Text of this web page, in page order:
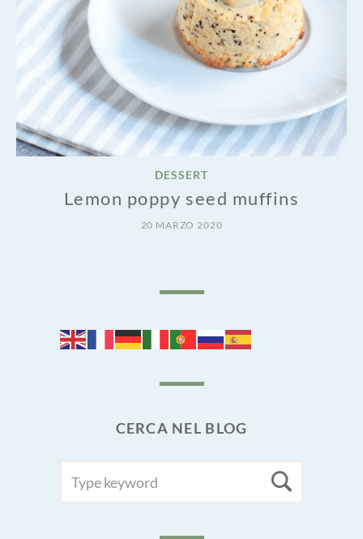
DESSERT
Lemon poppy seed muffins
20 MARZO 2020
CERCA NEL BLOG
FOR: